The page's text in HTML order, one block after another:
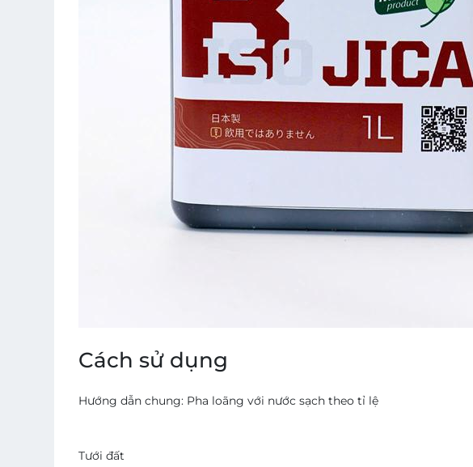
Cách sử dụng
Hướng dẫn chung: Pha loãng với nước sạch theo tỉ lệ
Tưới đất